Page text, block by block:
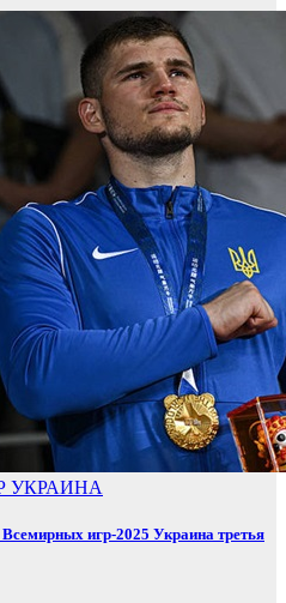
УКРАИНА
игр-2025 Украина третья